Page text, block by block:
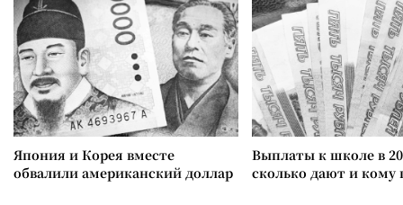
Япония и Корея вместе
обвалили американский доллар
Выплаты к школе в
сколько дают и